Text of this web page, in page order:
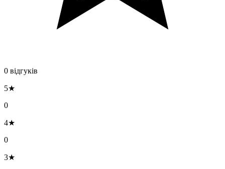
0 відгуків
5★
0
4★
0
3★